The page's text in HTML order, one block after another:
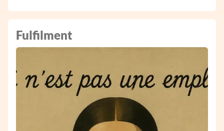
Fulfilment